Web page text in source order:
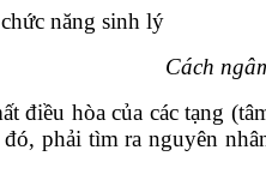
Cách
điều hòa của các tạng
phải tìm ra nguyên